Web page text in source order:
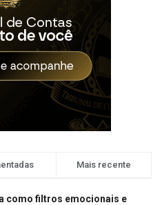
Mais recente
como filtros emocionais e